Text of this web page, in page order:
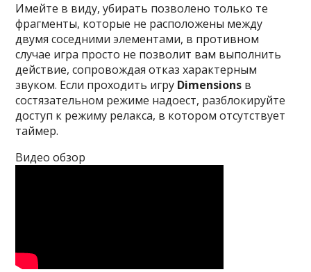
Имейте в виду, убирать позволено только те
фрагменты, которые не расположены между
двумя соседними элементами, в противном
случае игра просто не позволит вам выполнить
действие, сопровождая отказ характерным
звуком. Если проходить игру Dimensions в
состязательном режиме надоест, разблокируйте
доступ к режиму релакса, в котором отсутствует
таймер.
Видео обзор